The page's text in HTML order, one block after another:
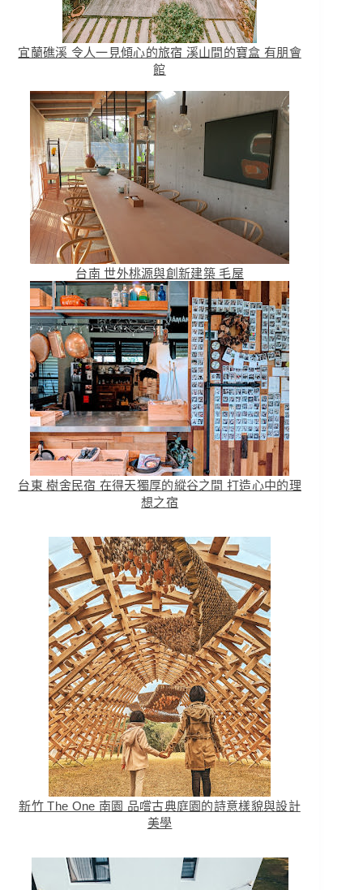
宜蘭礁溪 令人一見傾心的旅宿 溪山間的寶盒 有朋會
館
台南 世外桃源與創新建築 毛屋
台東 樹舍民宿 在得天獨厚的縱谷之間 打造心中的理
想之宿
新竹 The One 南園 品嚐古典庭園的詩意樣貌與設計
美學